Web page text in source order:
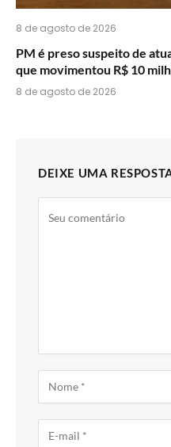
8 de agosto de 2026
PM é preso suspeito de
que movimentou R$ 10
8 de agosto de 2026
DEIXE UMA